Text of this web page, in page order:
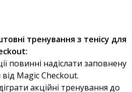
тренування з тенісу для
повинні надіслати заповнену
Magic Checkout.
акційні тренування до